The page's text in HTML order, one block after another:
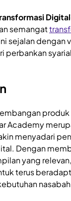
semangat
sejalan dengan
perbankan
Academy
menyadari
Dengan
yang
terus